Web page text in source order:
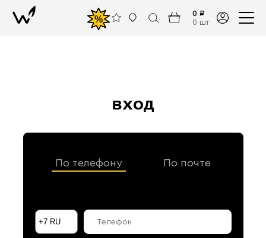
%
0 ₽
0 шт
вход
По телефону По почте